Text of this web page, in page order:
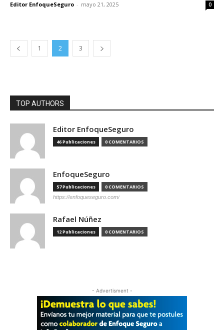
Editor EnfoqueSeguro - mayo 21, 2025 0
1 2 3
TOP AUTHORS
Editor EnfoqueSeguro
46 Publicaciones 0 COMENTARIOS
EnfoqueSeguro
57 Publicaciones 0 COMENTARIOS
https://enfoqueseguro.com/
Rafael Núñez
12 Publicaciones 0 COMENTARIOS
- Advertisment -